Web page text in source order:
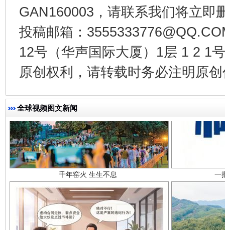
GAN160003，请联系我们将立即
投稿邮箱：
12号（华声国际大厦）1层 1 2 1
原创权利，请转载时务必注明原
全球视频图文新闻
千年窑火 生生不息